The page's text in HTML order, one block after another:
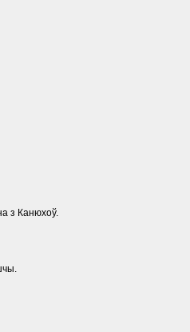
з Канюхоў.